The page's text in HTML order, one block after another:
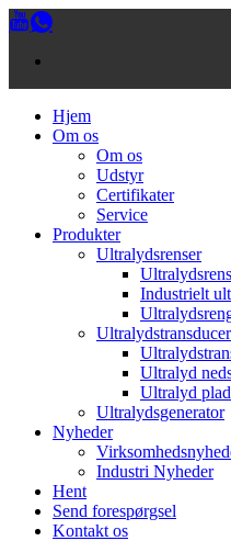
Hjem
Om os
Om os
Udstyr
Certifikater
Service
Produkter
Ultralydsrenser
Industrielt
Ultralydstransducer
Ultralyd
Ultralyd
Ultralydsgenerator
Nyheder
Industri Nyheder
Hent
Send forespørgsel
Kontakt os